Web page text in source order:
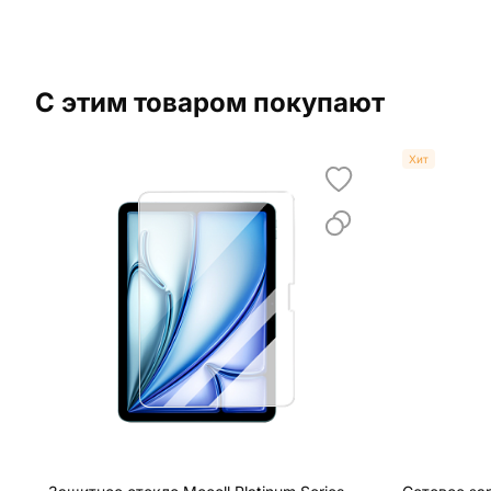
С этим товаром покупают
Хит